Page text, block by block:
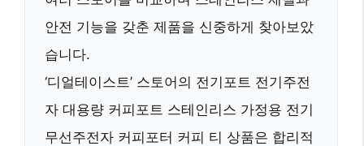
안전 기능을 갖춘 제품을 신중하게 찾아보았
습니다.
‘디얼테이스트’ 스토어의 전기포트 전기주전
자 대용량 커피포트 스테인리스 가정용 전기
무선주전자 커피포터 커피 티 상품은 합리적